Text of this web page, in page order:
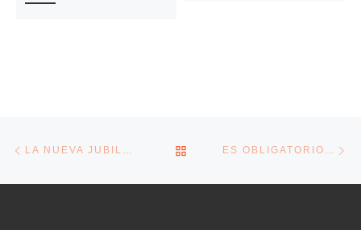
VOLVER A LA LISTA DE